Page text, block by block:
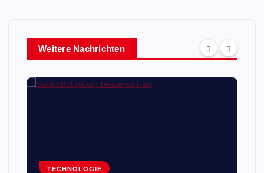
Weitere Nachrichten
TECHNOLOGIE